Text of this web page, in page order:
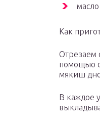
Как
Отрезаем
помощью
мякиш
В каждое